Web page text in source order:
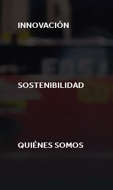
INNOVACIÓN
SOSTENIBILIDAD
QUIÉNES SOMOS